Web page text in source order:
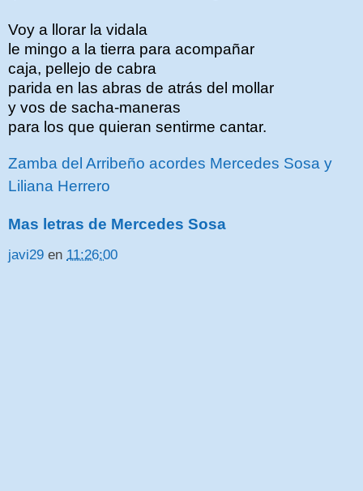
Voy a llorar la vidala
le mingo a la tierra para acompañar
caja, pellejo de cabra
parida en las abras de atrás del mollar
y vos de sacha-maneras
para los que quieran sentirme cantar.
Zamba del Arribeño acordes Mercedes Sosa y
Liliana Herrero
Mas letras de Mercedes Sosa
javi29 en 11:26:00